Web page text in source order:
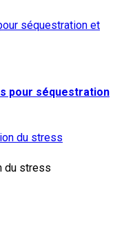
séquestration et
pour séquestration
du stress